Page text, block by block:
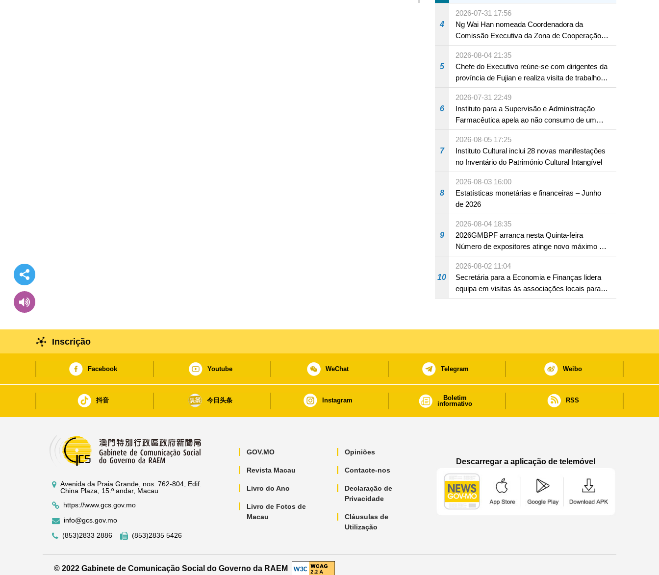
A12 da Zona A dos Novos Aterros
4
2026-07-31 17:56
Ng Wai Han nomeada Coordenadora da
Comissão Executiva da Zona de Cooperação
Aprofundada entre Guangdong e Macau em
Hengqin
5
2026-08-04 21:35
Chefe do Executivo reúne-se com dirigentes da
província de Fujian e realiza visita de trabalho
em Fuzhou
6
2026-07-31 22:49
Instituto para a Supervisão e Administração
Farmacêutica apela ao não consumo de um
produto com substâncias medicamentosas
ocidentais
7
2026-08-05 17:25
Instituto Cultural inclui 28 novas manifestações
no Inventário do Património Cultural Intangível
8
2026-08-03 16:00
Estatísticas monetárias e financeiras – Junho
de 2026
9
2026-08-04 18:35
2026GMBPF arranca nesta Quinta-feira
Número de expositores atinge novo máximo em
18 anos
10
2026-08-02 11:04
Secretária para a Economia e Finanças lidera
equipa em visitas às associações locais para
consolidar consensos e promover os trabalhos
Inscrição
Facebook Youtube WeChat Telegram Weibo
抖音 今日头条 Instagram
Boletim
informativo
RSS
Avenida da Praia Grande, nos. 762-804, Edif.
China Plaza, 15.º andar, Macau
https://www.gcs.gov.mo
info@gcs.gov.mo
(853)2833 2886
(853)2835 5426
GOV.MO
Revista Macau
Livro do Ano
Livro de Fotos de
Macau
Opiniões
Contacte-nos
Declaração de
Privacidade
Cláusulas de
Utilização
Descarregar a aplicação de telemóvel
© 2022 Gabinete de Comunicação Social do Governo da RAEM